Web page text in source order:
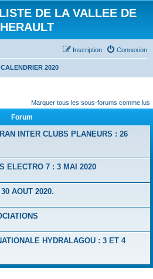
DE LA VALLEE DE
Connexion
Inscription
CALENDRIER 2020
Marquer tous les sous-forums comme lus
Forum
INTER CLUBS PLANEURS : 26
ELECTRO 7 : 3 MAI 2020
AOUT 2020.
HYDRALAGOU : 3 ET 4